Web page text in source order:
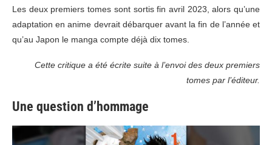
Les deux premiers tomes sont sortis fin avril 2023, alors qu’une
adaptation en anime devrait débarquer avant la fin de l’année et
qu’au Japon le manga compte déjà dix tomes.
Cette critique a été écrite suite à l’envoi des deux premiers
tomes par l’éditeur.
Une question d’hommage